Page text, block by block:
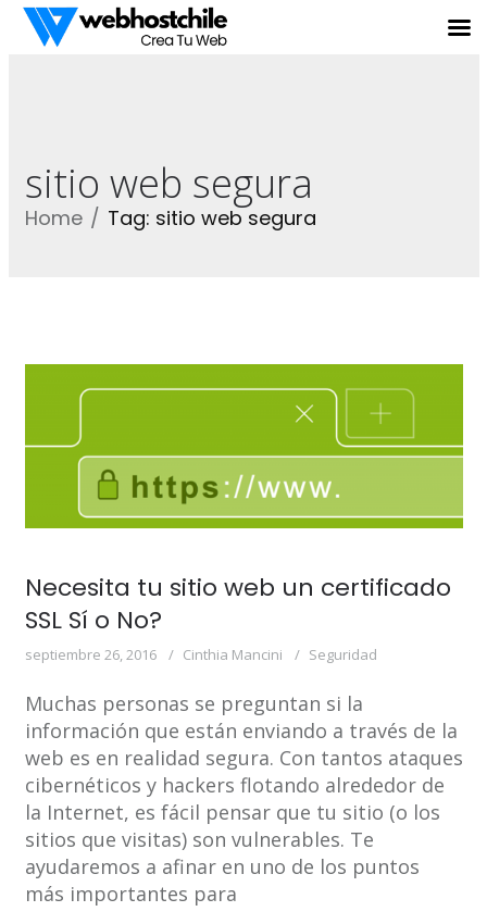
sitio web segura
Home Tag: sitio web segura
Necesita tu sitio web un certificado
SSL Sí o No?
septiembre 26, 2016 Cinthia Mancini Seguridad
Muchas personas se preguntan si la
información que están enviando a través de la
web es en realidad segura. Con tantos ataques
cibernéticos y hackers flotando alrededor de
la Internet, es fácil pensar que tu sitio (o los
sitios que visitas) son vulnerables. Te
ayudaremos a afinar en uno de los puntos
más importantes para